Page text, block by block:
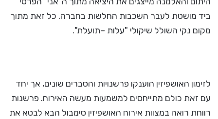
ביד מושטת לעבר השכבות החלשות בחברה. כל זאת מתוך
מקום נקי השולל שיקולי "עלות –תועלת".
לזימון האושפיזין הוענקו פרשנויות והסברים שונים, אך יחד
עם זאת כולם מתייחסים למשמעות מעשה האירוח. פרשנות
רווחת רואה במצוות אירוח האושפיזין סימבול הבא לבטא את